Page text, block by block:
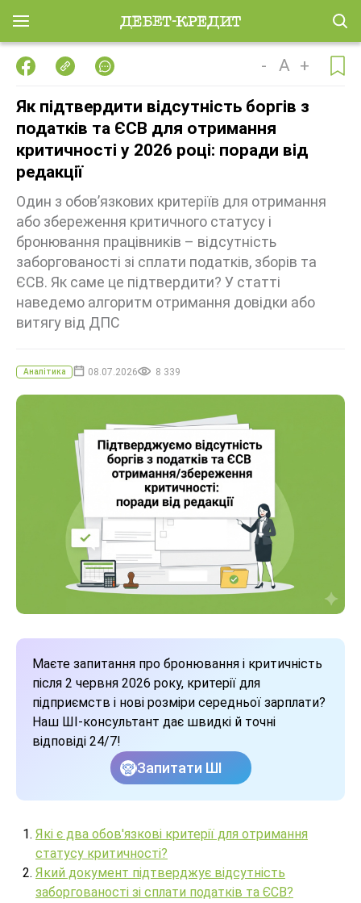
- A +
Як підтвердити відсутність боргів з
податків та ЄСВ для отримання
критичності у 2026 році: поради від
редакції
Один з обов’язкових критеріїв для отримання
або збереження критичного статусу і
бронювання працівників – відсутність
заборгованості зі сплати податків, зборів та
ЄСВ. Як саме це підтвердити? У статті
наведемо алгоритм отримання довідки або
витягу від ДПС
Аналітика 08.07.2026 8 339
Маєте запитання про бронювання і критичність
після 2 червня 2026 року, критерії для
підприємств і нові розміри середньої зарплати?
Наш ШІ-консультант дає швидкі й точні
відповіді 24/7!
Запитати ШІ
Які є два обов'язкові критерії для отримання
статусу критичності?
Який документ підтверджує відсутність
заборгованості зі сплати податків та ЄСВ?